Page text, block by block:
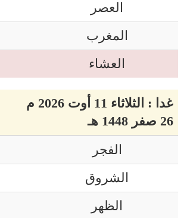
العصر
المغرب
العشاء
غدا : الثلاثاء 11 أوت 2026 م
26 صفر 1448 هـ
الفجر
الشروق
الظهر